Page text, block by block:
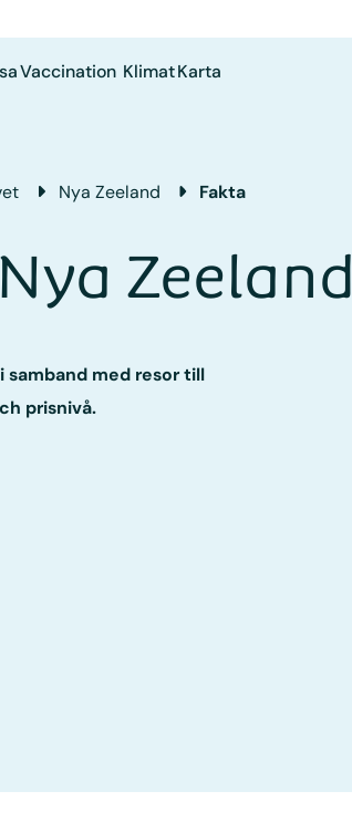
Vaccination KlimatKarta
Nya Zeeland Fakta
Zeeland
med resor till
prisnivå.